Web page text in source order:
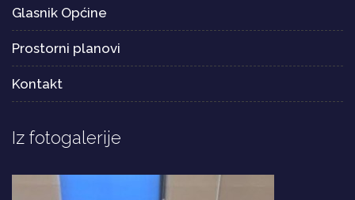
Glasnik Općine
Prostorni planovi
Kontakt
Iz fotogalerije